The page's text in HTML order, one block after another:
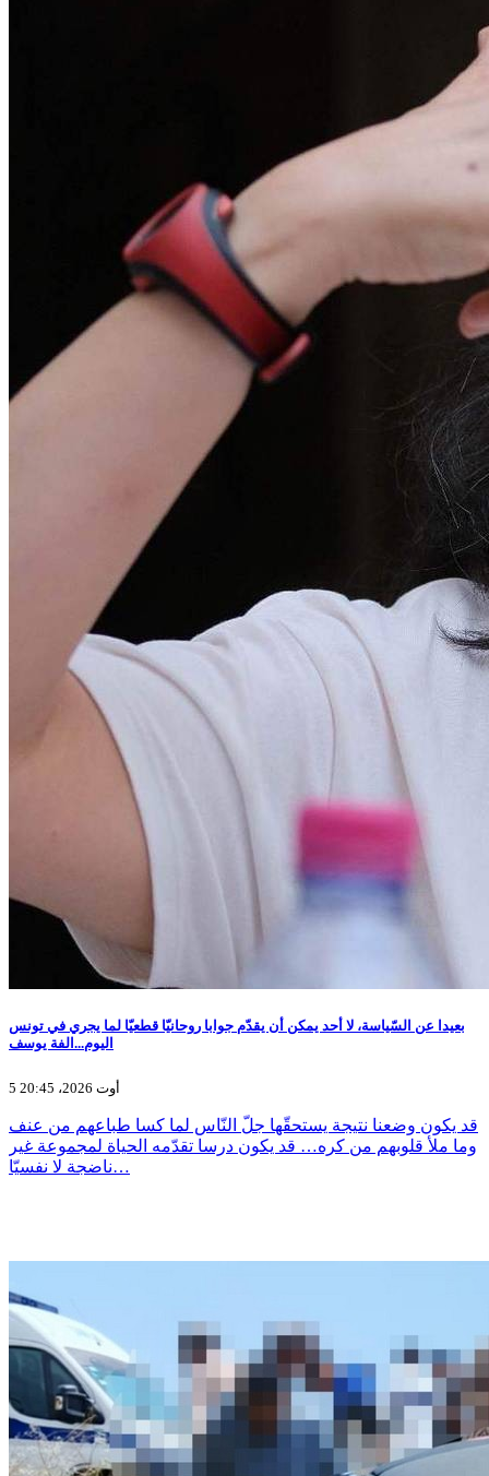
بعيدا عن السّياسة، لا أحد يمكن أن يقدّم جوابا روحانيّا قطعيّا لما يجري في تونس
اليوم...الفة يوسف
5 أوت 2026، 20:45
قد يكون وضعنا نتيجة يستحقّها جلّ النّاس لما كسا طباعهم من عنف
وما ملأ قلوبهم من كره… قد يكون درسا تقدّمه الحياة لمجموعة غير
ناضجة لا نفسيّا…